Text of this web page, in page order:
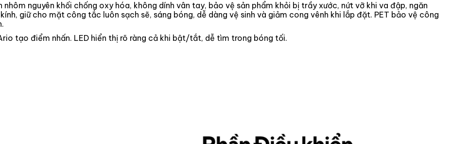
nguyên khối chống oxy hóa, không dính vân tay, bảo vệ sản phẩm khỏi bị trầy xước, nứt vỡ khi va đập, ngăn
giữ cho mặt công tắc luôn sạch sẽ, sáng bóng, dễ dàng vệ sinh và giảm cong vênh khi lắp đặt. PET bảo vệ công
tạo điểm nhấn. LED hiển thị rõ ràng cả khi bật/tắt, dễ tìm trong bóng tối.